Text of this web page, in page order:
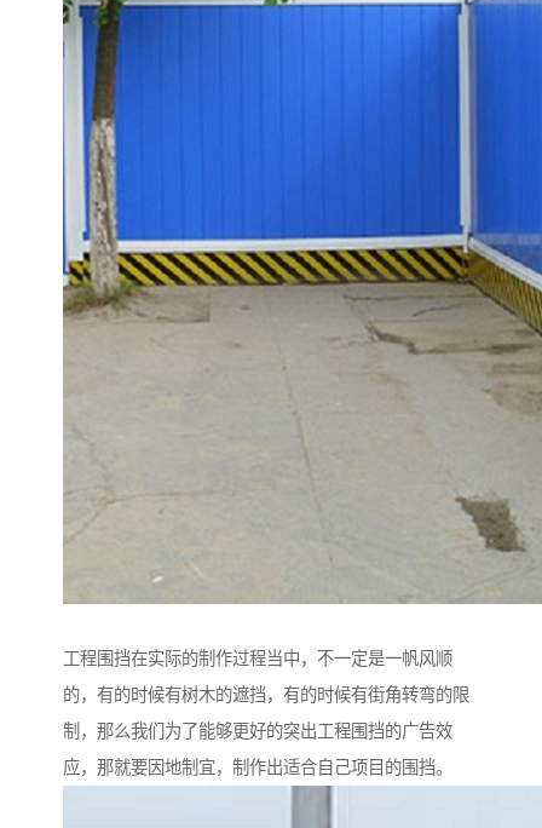
工程围挡在实际的制作过程当中，不一定是一帆风顺
的，有的时候有树木的遮挡，有的时候有街角转弯的限
制，那么我们为了能够更好的突出工程围挡的广告效
应，那就要因地制宜，制作出适合自己项目的围挡。